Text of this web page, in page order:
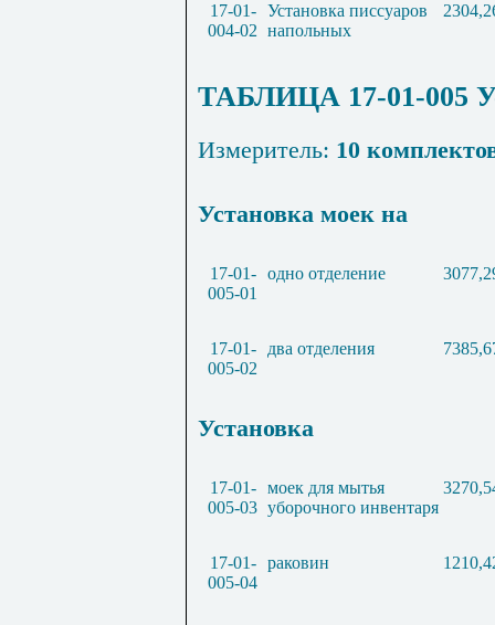
17-01-
004-02
Установка писсуаров
напольных
ТАБЛИЦА 17-01-005
Измеритель: 10
Установка моек на
17-01-
005-01
одно отделение
17-01-
005-02
два отделения
Установка
17-01-
005-03
моек для мытья
уборочного инвентаря
17-01-
005-04
раковин